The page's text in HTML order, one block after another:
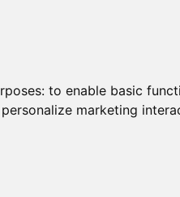
to enable basic
marketing